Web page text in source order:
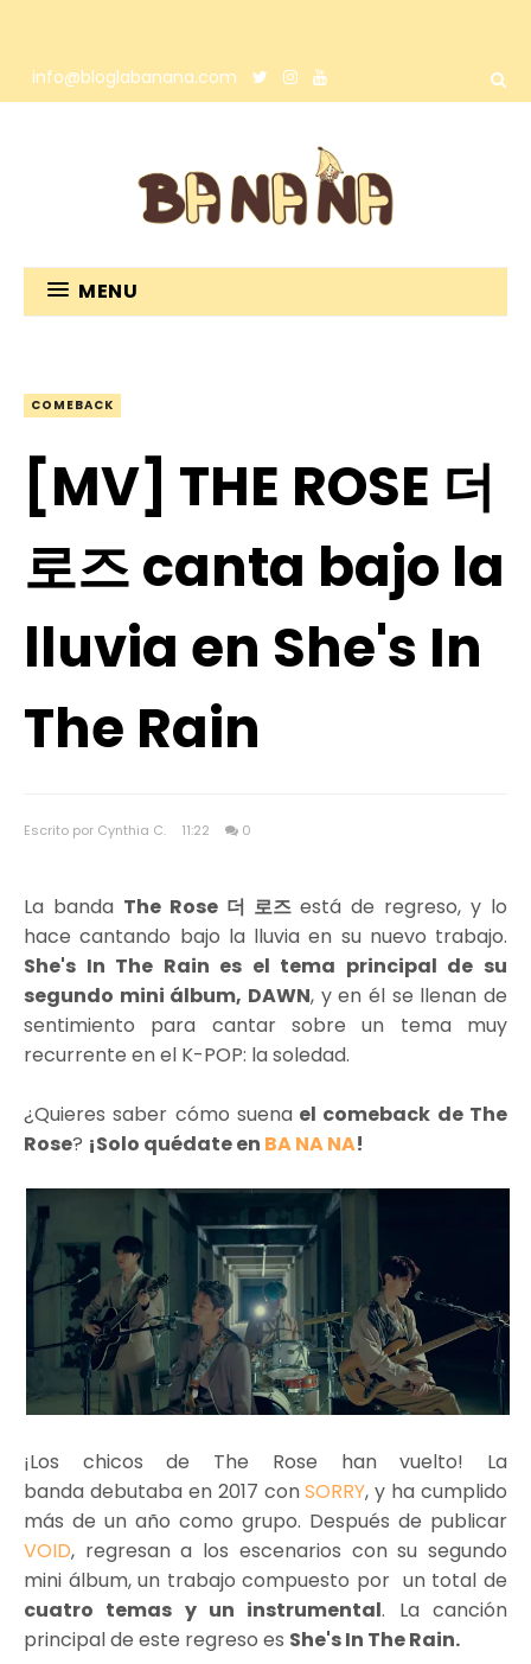
info@bloglabanana.com
MENU
COMEBACK
[MV] THE ROSE 더
로즈 canta bajo la
lluvia en She's In
The Rain
Escrito por Cynthia C. 11:22 0
La banda The Rose 더 로즈está de regreso, y lo
hace cantando bajo la lluvia en su nuevo trabajo.
She's In The Rain es el tema principal de su
segundo mini álbum, DAWN, y en él se llenan de
sentimiento para cantar sobre un tema muy
recurrente en el K-POP: la soledad.
¿Quieres saber cómo suenael comeback de The
Rose? ¡Solo quédate en BA NA NA!
¡Los chicos de The Rose han vuelto! La
banda debutaba en 2017 conSORRY, y ha cumplido
más de un año como grupo. Después de publicar
VOID, regresan a los escenarios con su segundo
mini álbum, un trabajo compuesto por un total de
cuatro temas y un instrumental. La canción
principal de este regreso es She's In The Rain.